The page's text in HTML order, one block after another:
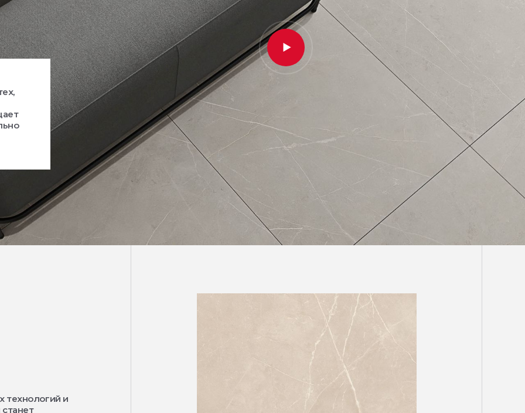
технологий и